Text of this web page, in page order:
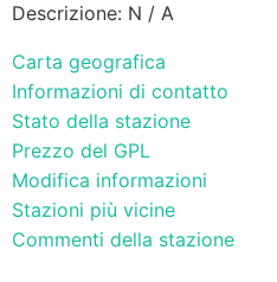
Descrizione: N / A
Carta geografica
Informazioni di contatto
Stato della stazione
Prezzo del GPL
Modifica informazioni
Stazioni più vicine
Commenti della stazione